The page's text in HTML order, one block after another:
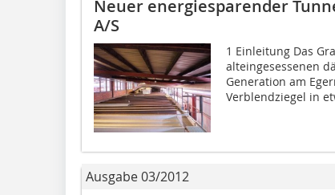
Neuer energiesparender
A/S
1 Einleitung Das
alteingesessenen
Generation am
Verblendziegel in
Ausgabe 03/2012